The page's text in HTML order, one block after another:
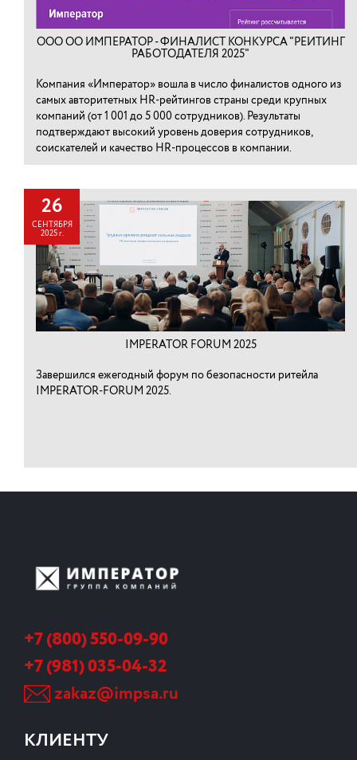
ООО ОО ИМПЕРАТОР - ФИНАЛИСТ КОНКУРСА "РЕЙТИНГ
РАБОТОДАТЕЛЯ 2025"
Компания «Император» вошла в число финалистов одного из
самых авторитетных HR-рейтингов страны среди крупных
компаний (от 1 001 до 5 000 сотрудников). Результаты
подтверждают высокий уровень доверия сотрудников,
соискателей и качество HR-процессов в компании.
26
СЕНТЯБРЯ
2025 г.
IMPERATOR FORUM 2025
Завершился ежегодный форум по безопасности ритейла
IMPERATOR-FORUM 2025.
+7 (800) 550-09-90
+7 (981) 035-04-32
zakaz@impsa.ru
КЛИЕНТУ